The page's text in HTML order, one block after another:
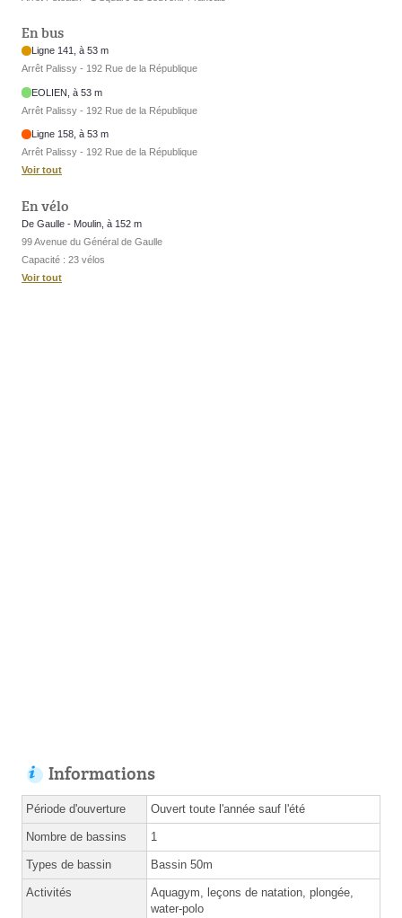
En bus
Ligne 141, à 53 m
Arrêt Palissy - 192 Rue de la République
EOLIEN, à 53 m
Arrêt Palissy - 192 Rue de la République
Ligne 158, à 53 m
Arrêt Palissy - 192 Rue de la République
Voir tout
En vélo
De Gaulle - Moulin, à 152 m
99 Avenue du Général de Gaulle
Capacité : 23 vélos
Voir tout
Informations
Période d'ouverture Ouvert toute l'année sauf l'été
Nombre de bassins 1
Types de bassin Bassin 50m
Activités
Aquagym, leçons de natation, plongée,
water-polo